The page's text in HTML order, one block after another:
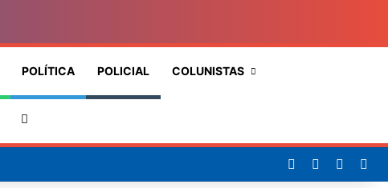
POLÍTICA POLICIAL COLUNISTAS
Procurar
por
Facebook